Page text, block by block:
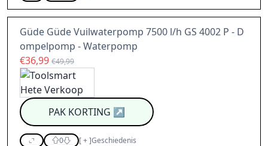
Güde Güde Vuilwaterpomp 7500 l/h GS 4002 P - D
ompelpomp - Waterpomp
€36,99 €49,99
PAK KORTING ↗
0 [+]Geschiedenis